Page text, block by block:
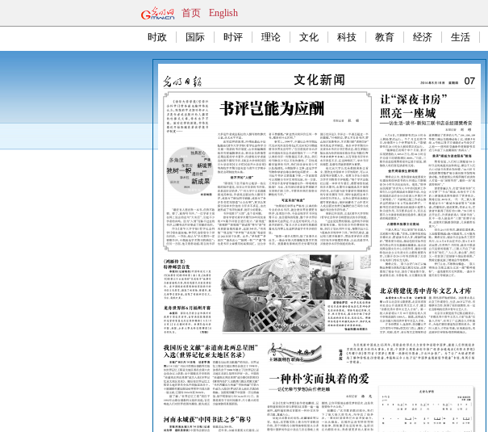
首页 English
时政 国际 时评 理论 文化 科技 教育 经济 生活